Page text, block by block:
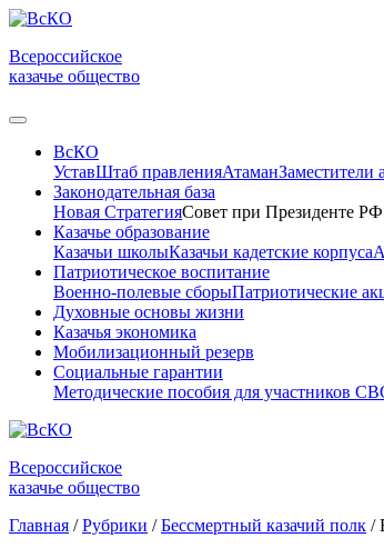
Всероссийское
казачье общество
ВсКО
УставШтаб правленияАтаманЗаместители
Законодательная база
Новая СтратегияСовет при Президенте РФ
Казачье образование
Казачьи школыКазачьи кадетские корпуса
Патриотическое воспитание
Военно-полевые сборыПатриотические
Духовные основы жизни
Казачья экономика
Мобилизационный резерв
Социальные гарантии
Методические пособия для участников
Всероссийское
казачье общество
Главная / Рубрики / Бессмертный казачий полк /